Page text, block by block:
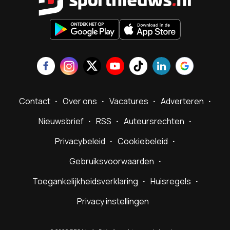
Contact Over ons Vacatures
Adverteren
Nieuwsbrief
RSS
Auteursrechten
Privacybeleid
Cookiebeleid
Gebruiksvoorwaarden
Toegankelijkheidsverklaring
Huisregels
Privacy instellingen